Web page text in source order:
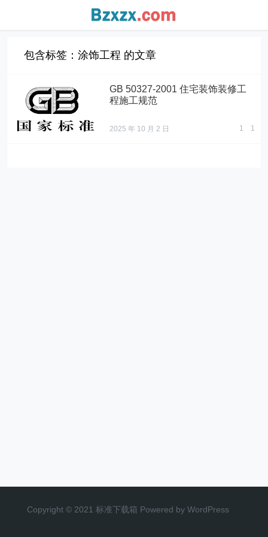
包含标签：涂饰工程 的文章
GB 50327-2001 住宅装饰装修工
程施工规范
2025 年 10 月 2 日 1 1
Copyright © 2021 标准下载箱 Powered by WordPress